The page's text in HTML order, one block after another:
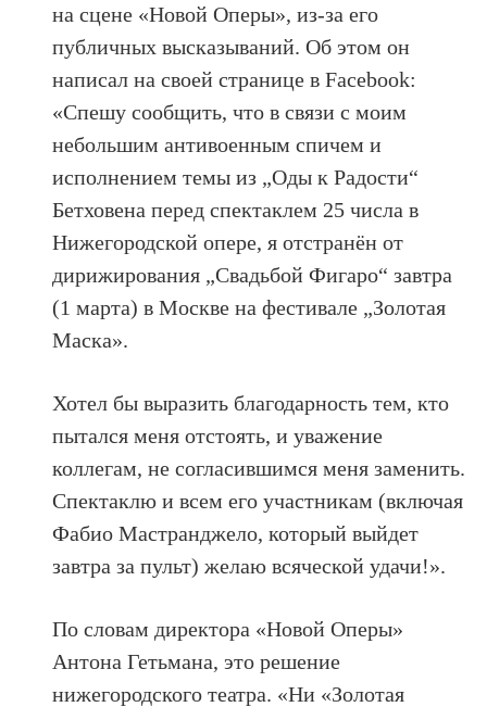
на сцене «Новой Оперы», из-за его
публичных высказываний. Об этом он
написал на своей странице в Facebook:
«Спешу сообщить, что в связи с моим
небольшим антивоенным спичем и
исполнением темы из „Оды к Радости“
Бетховена перед спектаклем 25 числа в
Нижегородской опере, я отстранён от
дирижирования „Свадьбой Фигаро“ завтра
(1 марта) в Москве на фестивале „Золотая
Маска».
Хотел бы выразить благодарность тем, кто
пытался меня отстоять, и уважение
коллегам, не согласившимся меня заменить.
Спектаклю и всем его участникам (включая
Фабио Мастранджело, который выйдет
завтра за пульт) желаю всяческой удачи!».
По словам директора «Новой Оперы»
Антона Гетьмана, это решение
нижегородского театра. «Ни «Золотая